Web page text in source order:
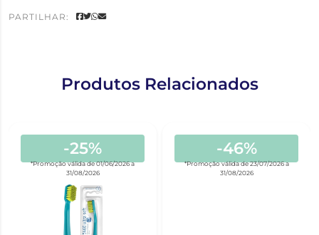
PARTILHAR:
Produtos Relacionados
-25%
*Promoção válida de 01/06/2026 a
31/08/2026
-46%
*Promoção válida de 23/07/2026 a
31/08/2026